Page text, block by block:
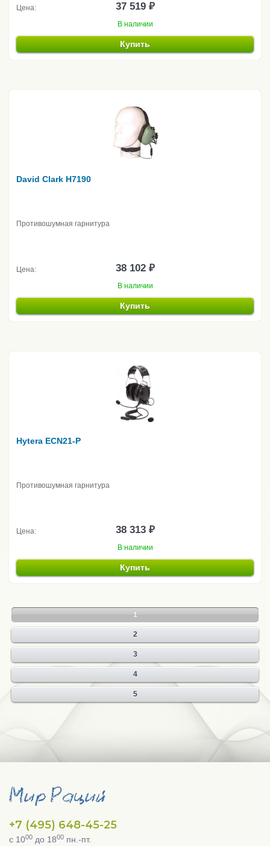
Цена: 37 519 ₽
В наличии
Купить
David Clark H7190
Противошумная гарнитура
Цена: 38 102 ₽
В наличии
Купить
Hytera ECN21-P
Противошумная гарнитура
Цена: 38 313 ₽
В наличии
Купить
1
2
3
4
5
+7 (495) 648-45-25
с 1000 до 1800 пн.-пт.